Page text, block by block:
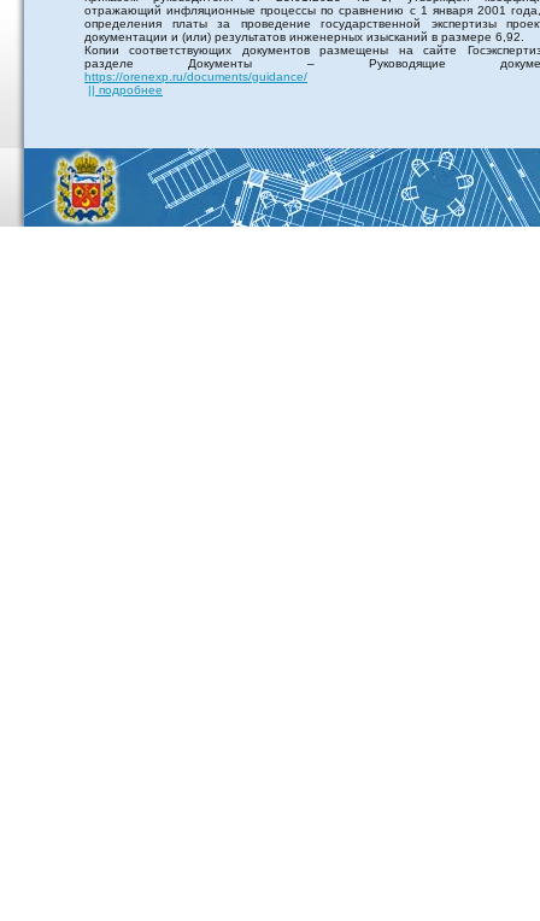
отражающий инфляционные процессы по сравнению с 1 января 2001
определения платы за проведение государственной экспертизы
документации и (или) результатов инженерных изысканий в размере 6,92.
Копии соответствующих документов размещены на сайте
разделе Документы – Руководящие
https://orenexp.ru/documents/guidance/
|| подробнее